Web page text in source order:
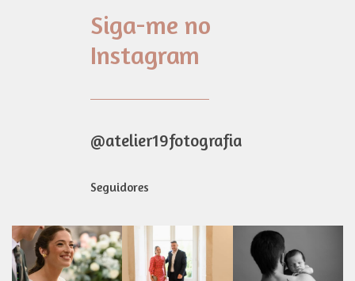
Siga-me no
Instagram
@atelier19fotografia
Seguidores